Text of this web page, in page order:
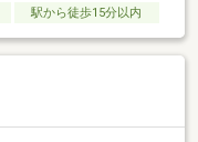
駅から徒歩15分以内